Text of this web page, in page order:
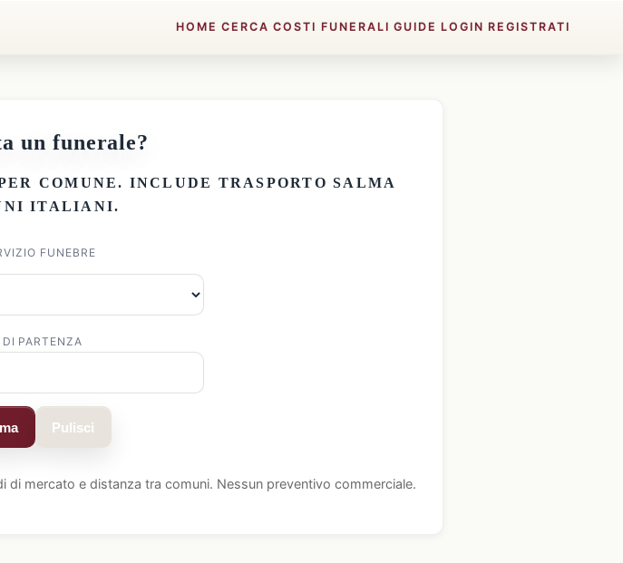
HOME CERCA COSTI FUNERALI GUIDE LOGIN REGISTRATI
un funerale?
COMUNE. INCLUDE TRASPORTO SALMA
ITALIANI.
FUNEBRE
PARTENZA
Pulisci
di mercato e distanza tra comuni. Nessun preventivo commerciale.